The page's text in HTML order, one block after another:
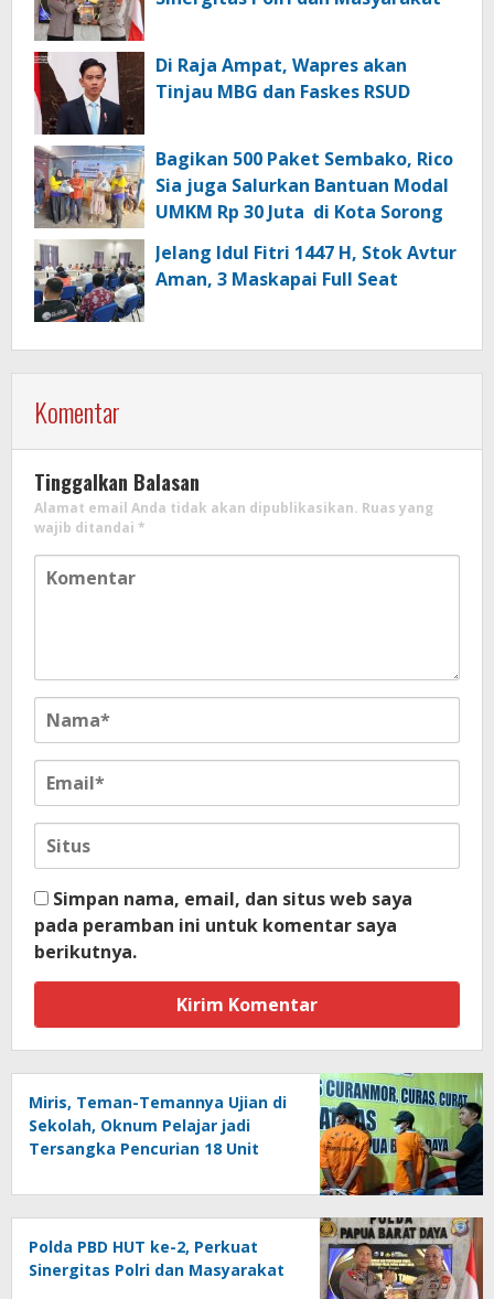
Di Raja Ampat, Wapres akan
Tinjau MBG dan Faskes RSUD
Bagikan 500 Paket Sembako, Rico
Sia juga Salurkan Bantuan Modal
UMKM Rp 30 Juta di Kota Sorong
Jelang Idul Fitri 1447 H, Stok Avtur
Aman, 3 Maskapai Full Seat
Komentar
Tinggalkan Balasan
Alamat email Anda tidak akan dipublikasikan. Ruas yang
wajib ditandai *
Simpan nama, email, dan situs web saya
pada peramban ini untuk komentar saya
berikutnya.
Miris, Teman-Temannya Ujian di
Sekolah, Oknum Pelajar jadi
Tersangka Pencurian 18 Unit
Polda PBD HUT ke-2, Perkuat
Sinergitas Polri dan Masyarakat